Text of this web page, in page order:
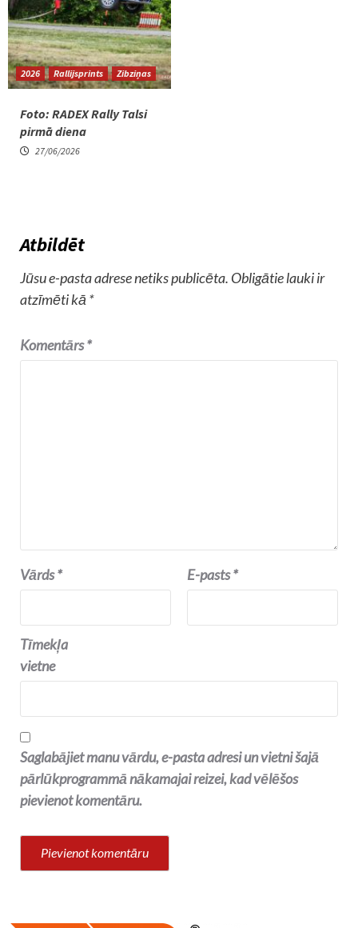
2026 Rallijsprints Zibziņas
Foto: RADEX Rally Talsi
pirmā diena
27/06/2026
Atbildēt
Jūsu e-pasta adrese netiks publicēta. Obligātie lauki ir
atzīmēti kā *
Komentārs*
Vārds* E-pasts*
Tīmekļa
vietne
Saglabājiet manu vārdu, e-pasta adresi un vietni šajā
pārlūkprogrammā nākamajai reizei, kad vēlēšos
pievienot komentāru.